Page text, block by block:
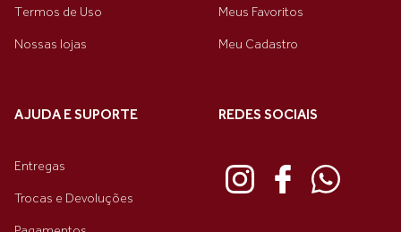
Termos de Uso
Nossas lojas
Meus Favoritos
Meu Cadastro
AJUDA E SUPORTE
Entregas
Trocas e Devoluções
REDES SOCIAIS